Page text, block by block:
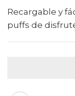
Recargable y
puffs de